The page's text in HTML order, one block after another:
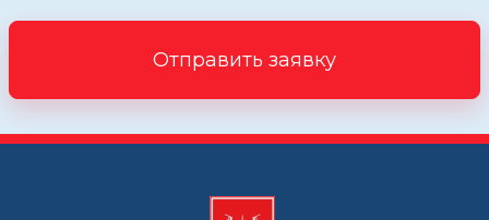
Отправить заявку